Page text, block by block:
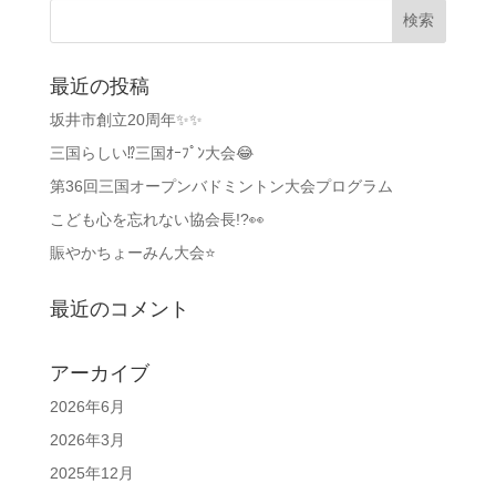
最近の投稿
坂井市創立20周年✨✨
三国らしい⁉️三国ｵｰﾌﾟﾝ大会😂
第36回三国オープンバドミントン大会プログラム
こども心を忘れない協会長!?👀
賑やかちょーみん大会⭐
最近のコメント
アーカイブ
2026年6月
2026年3月
2025年12月